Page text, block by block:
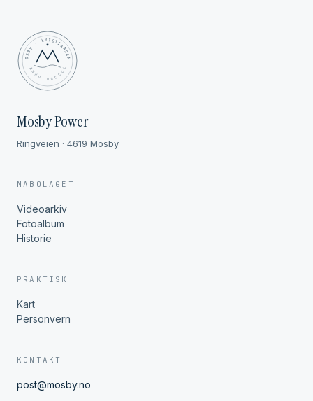
MOSBY · KRISTIANSAND
✦ ANNO MDCCCL ✦
Mosby Power
Ringveien · 4619 Mosby
NABOLAGET
Videoarkiv
Fotoalbum
Historie
PRAKTISK
Kart
Personvern
KONTAKT
post@mosby.no